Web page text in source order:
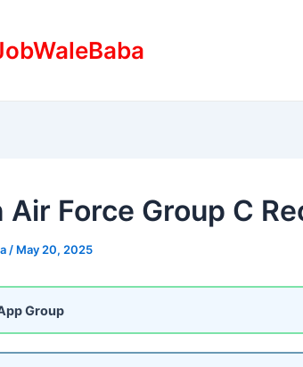
Air Force Group C
/ May 20, 2025
Group